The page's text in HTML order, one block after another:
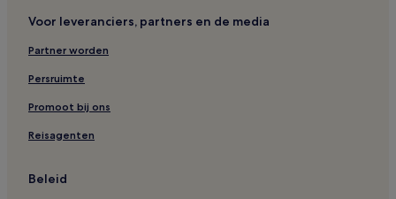
Voor leveranciers, partners en de media
Partner worden
Persruimte
Promoot bij ons
Reisagenten
Beleid